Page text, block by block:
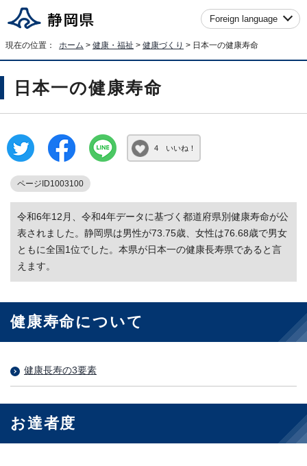
Foreign language
現在の位置： ホーム > 健康・福祉 > 健康づくり > 日本一の健康寿命
日本一の健康寿命
4 いいね！
ページID1003100
令和6年12月、令和4年データに基づく都道府県別健康寿命が公
表されました。静岡県は男性が73.75歳、女性は76.68歳で男女
ともに全国1位でした。本県が日本一の健康長寿県であると言
えます。
健康寿命について
健康長寿の3要素
お達者度